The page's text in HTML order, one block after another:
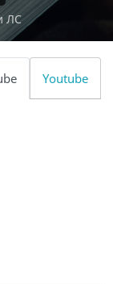
ЛС
Youtube